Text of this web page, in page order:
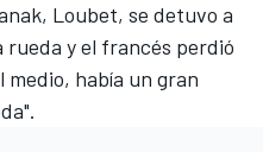
Loubet, se detuvo a
rueda y el francés perdió
había un gran